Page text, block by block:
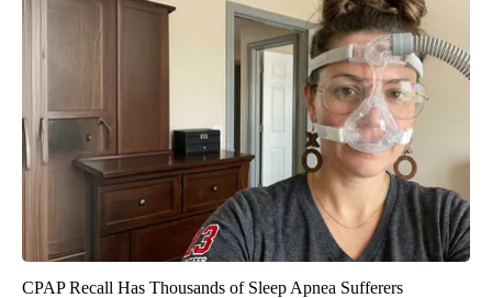
CPAP Recall Has Thousands of Sleep Apnea Sufferers